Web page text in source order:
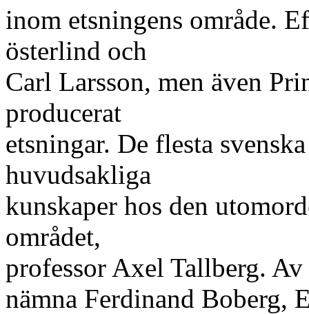
inom etsningens område.
österlind och
Carl Larsson, men även
producerat
etsningar. De flesta
huvudsakliga
kunskaper hos den
området,
professor Axel Tallberg. Av
nämna Ferdinand Boberg,